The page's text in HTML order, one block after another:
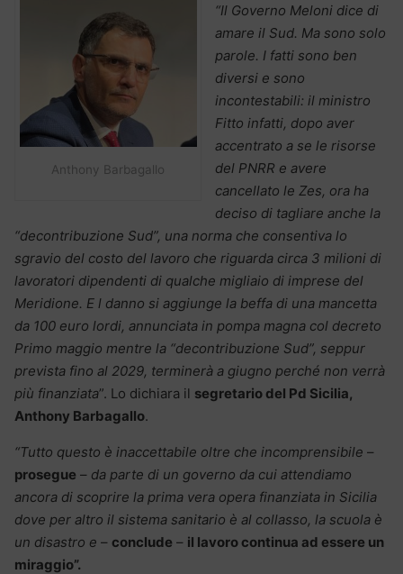
Anthony Barbagallo
“Il Governo Meloni dice di
amare il Sud. Ma sono solo
parole. I fatti sono ben
diversi e sono
incontestabili: il ministro
Fitto infatti, dopo aver
accentrato a se le risorse
del PNRR e avere
cancellato le Zes, ora ha
deciso di tagliare anche la
“decontribuzione Sud”, una norma che consentiva lo
sgravio del costo del lavoro che riguarda circa 3 milioni di
lavoratori dipendenti di qualche migliaio di imprese del
Meridione. E l danno si aggiunge la beffa di una mancetta
da 100 euro lordi, annunciata in pompa magna col decreto
Primo maggio mentre la “decontribuzione Sud”, seppur
prevista fino al 2029, terminerà a giugno perché non verrà
più finanziata”. Lo dichiara il segretario del Pd Sicilia,
Anthony Barbagallo.
“Tutto questo è inaccettabile oltre che incomprensibile –
prosegue – da parte di un governo da cui attendiamo
ancora di scoprire la prima vera opera finanziata in Sicilia
dove per altro il sistema sanitario è al collasso, la scuola è
un disastro e – conclude – il lavoro continua ad essere un
miraggio”.